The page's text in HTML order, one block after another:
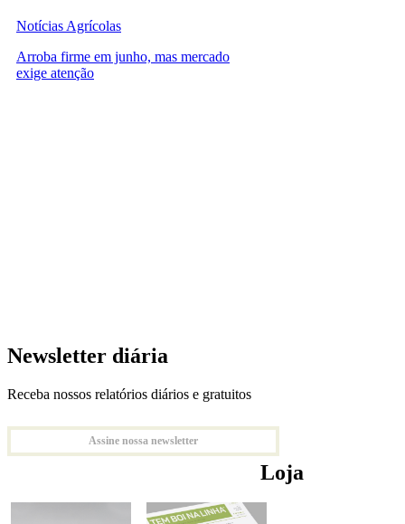
Notícias Agrícolas
Arroba firme em junho, mas mercado
exige atenção
Newsletter diária
Receba nossos relatórios diários e gratuitos
Assine nossa newsletter
Loja